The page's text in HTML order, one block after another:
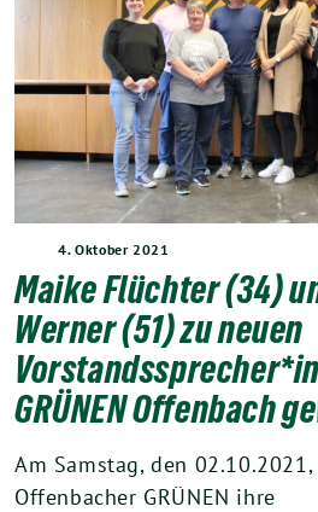
4. Oktober 2021
Maike Flüchter (34)
Werner (51) zu neuen
GRÜNEN Offenbach
Am Samstag, den
Offenbacher GRÜNEN ihre